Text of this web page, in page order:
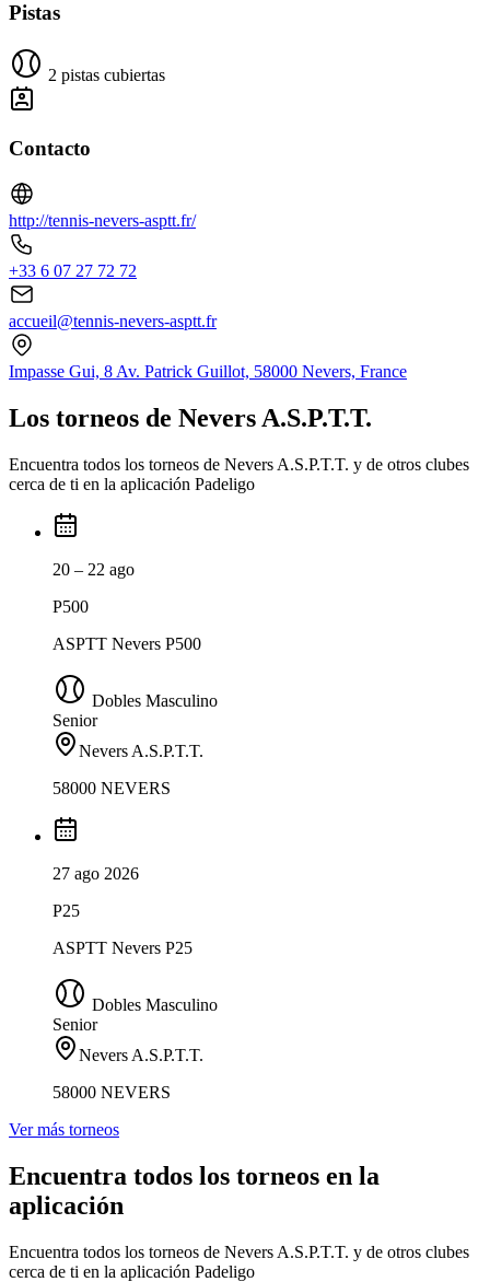
Pistas
2 pistas cubiertas
Contacto
http://tennis-nevers-asptt.fr/
+33 6 07 27 72 72
accueil@tennis-nevers-asptt.fr
Impasse Gui, 8 Av. Patrick Guillot, 58000 Nevers, France
Los torneos de Nevers A.S.P.T.T.
Encuentra todos los torneos de Nevers A.S.P.T.T. y de otros clubes
cerca de ti en la aplicación Padeligo
20 – 22 ago
P500
ASPTT Nevers P500
Dobles Masculino
Senior
Nevers A.S.P.T.T.
58000 NEVERS
27 ago 2026
P25
ASPTT Nevers P25
Dobles Masculino
Senior
Nevers A.S.P.T.T.
58000 NEVERS
Ver más torneos
Encuentra todos los torneos en la
aplicación
Encuentra todos los torneos de Nevers A.S.P.T.T. y de otros clubes
cerca de ti en la aplicación Padeligo